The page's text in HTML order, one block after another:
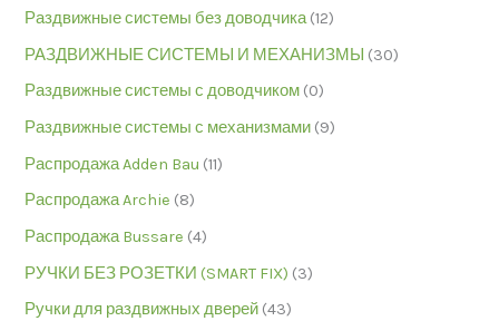
Раздвижные системы без доводчика (12)
РАЗДВИЖНЫЕ СИСТЕМЫ И МЕХАНИЗМЫ (30)
Раздвижные системы с доводчиком (0)
Раздвижные системы с механизмами (9)
Распродажа Adden Bau (11)
Распродажа Archie (8)
Распродажа Bussare (4)
РУЧКИ БЕЗ РОЗЕТКИ (SMART FIX) (3)
Ручки для раздвижных дверей (43)